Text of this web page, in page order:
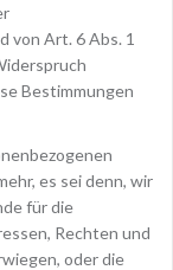
von Art. 6 Abs. 1
Bestimmungen
es sei denn, wir
für die
Rechten und
oder die